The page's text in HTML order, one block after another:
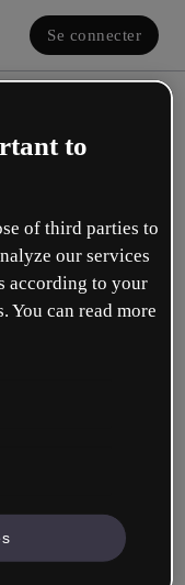
Se connecter
gratuit !
celui de :
to
of third parties to
our services
according to your
You can read more